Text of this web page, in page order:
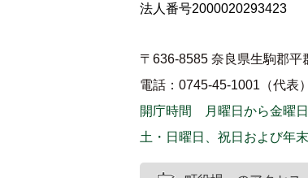
法人番号2000020293423
〒636-8585 奈良県生駒郡平
電話：0745-45-1001（代表）
開庁時間 月曜日から金曜
土・日曜日、祝日および年